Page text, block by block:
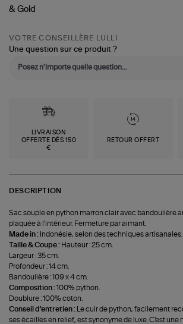
VOTRE CONSEILLÈRE LULLI
Une question sur ce produit ?
LIVRAISON
OFFERTE DÈS 150
€
RETOUR OFFERT
DESCRIPTION
Sac souple en python marron clair avec bandoulière
plaquée à l'intérieur. Fermeture par aimant.
Made in : Indonésie, selon des techniques artisanales.
Taille & Coupe : Hauteur : 25 cm.
Largeur : 35 cm.
Profondeur : 14 cm.
Bandoulière : 109 x 4 cm.
Composition :100% python.
Doublure : 100% coton.
Conseil d'entretien :
Le cuir de python, facilement
ses écailles en relief, est synonyme de luxe. C'est une